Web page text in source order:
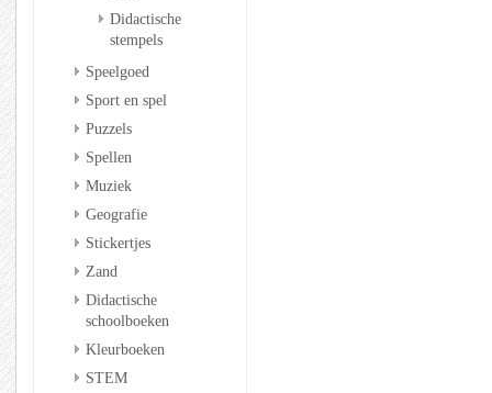
Didactische
stempels
Speelgoed
Sport en spel
Puzzels
Spellen
Muziek
Geografie
Stickertjes
Zand
Didactische
schoolboeken
Kleurboeken
STEM